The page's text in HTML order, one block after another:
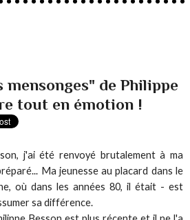
mensonges" de Philippe
tout en émotion !
j'ai été renvoyé brutalement à ma
Ma jeunesse au placard dans le
où dans les années 80, il était - est
sa différence.